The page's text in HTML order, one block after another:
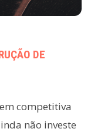
DE
competitiva
não investe